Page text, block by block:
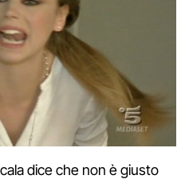
dice che non è giusto